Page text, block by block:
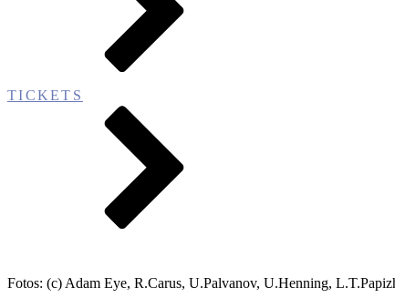
TICKETS
Fotos: (c) Adam Eye, R.Carus, U.Palvanov, U.Henning,